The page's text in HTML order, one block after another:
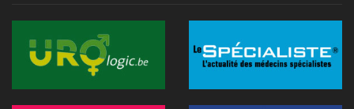
TIM-HF3: l'IA vocale surpasse le suivi pondéral pour
anticiper la décompensation cardiaque
10 juillet 2026 - 12:25